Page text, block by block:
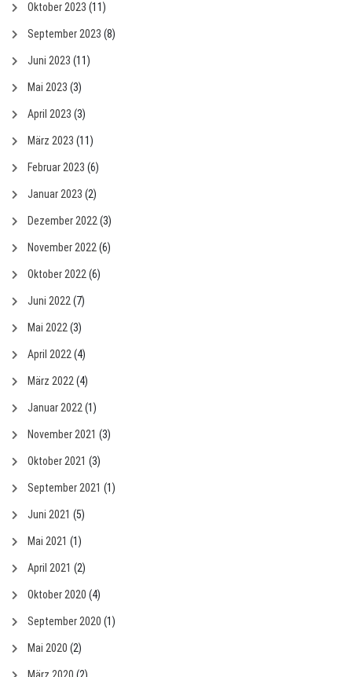
Oktober 2023 (11)
September 2023 (8)
Juni 2023 (11)
Mai 2023 (3)
April 2023 (3)
März 2023 (11)
Februar 2023 (6)
Januar 2023 (2)
Dezember 2022(3)
November 2022(6)
Oktober 2022(6)
Juni 2022(7)
Mai 2022(3)
April 2022(4)
März 2022(4)
Januar 2022(1)
November 2021 (3)
Oktober 2021 (3)
September 2021 (1)
Juni 2021 (5)
Mai 2021 (1)
April 2021 (2)
Oktober 2020 (4)
September 2020 (1)
Mai 2020 (2)